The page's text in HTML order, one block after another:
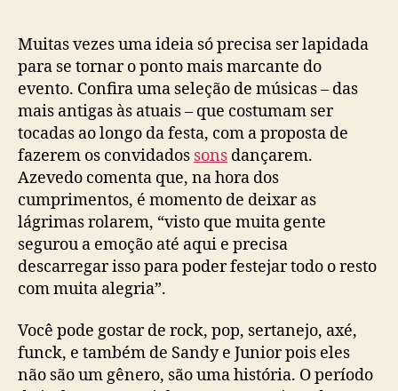
Muitas vezes uma ideia só precisa ser lapidada
para se tornar o ponto mais marcante do
evento. Confira uma seleção de músicas – das
mais antigas às atuais – que costumam ser
tocadas ao longo da festa, com a proposta de
fazerem os convidados sons dançarem.
Azevedo comenta que, na hora dos
cumprimentos, é momento de deixar as
lágrimas rolarem, “visto que muita gente
segurou a emoção até aqui e precisa
descarregar isso para poder festejar todo o resto
com muita alegria”.
Você pode gostar de rock, pop, sertanejo, axé,
funck, e também de Sandy e Junior pois eles
não são um gênero, são uma história. O período